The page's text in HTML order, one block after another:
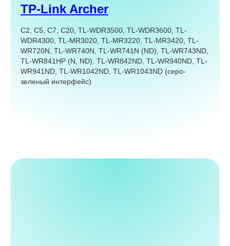
TP-Link Archer
C2, С5, С7, С20, TL-WDR3500, TL-WDR3600, TL-
WDR4300, TL-MR3020, TL-MR3220, TL-MR3420, TL-
WR720N, TL-WR740N, TL-WR741N (ND), TL-WR743ND,
TL-WR841HP (N, ND), TL-WR842ND, TL-WR940ND, TL-
WR941ND, TL-WR1042ND, TL-WR1043ND (серо-
зеленый интерфейс)